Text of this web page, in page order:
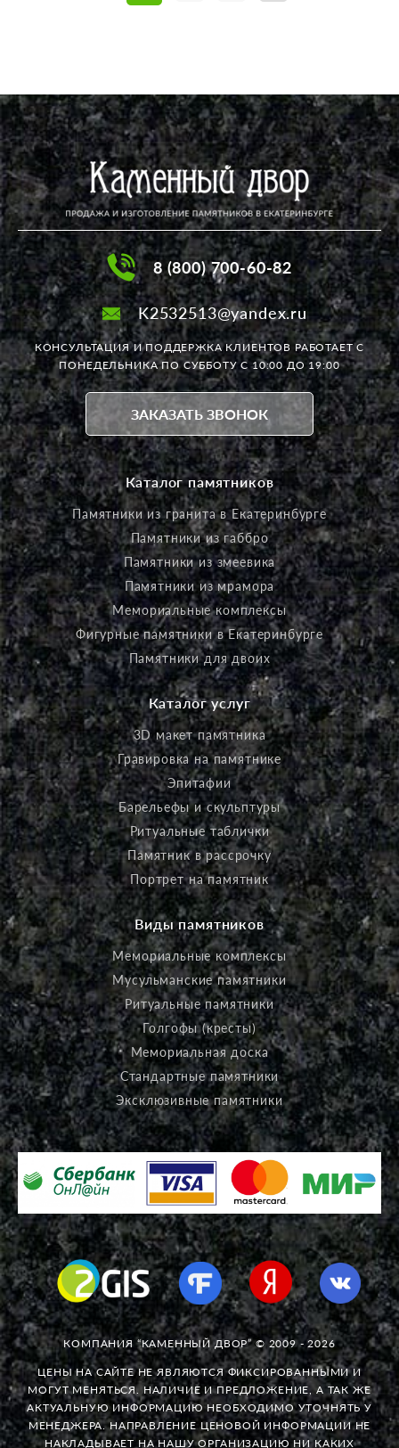
8 (800) 700-60-82
K2532513@yandex.ru
КОНСУЛЬТАЦИЯ И ПОДДЕРЖКА КЛИЕНТОВ РАБОТАЕТС
ПОНЕДЕЛЬНИКА ПО СУББОТУ С 10:00 ДО 19:00
ЗАКАЗАТЬ ЗВОНОК
Каталог памятников
Памятники из гранита в Екатеринбурге
Памятники из габбро
Памятники из змеевика
Памятники из мрамора
Мемориальные комплексы
Фигурные памятники в Екатеринбурге
Памятники для двоих
Каталог услуг
3D макет памятника
Гравировка на памятнике
Эпитафии
Барельефы и скульптуры
Ритуальные таблички
Памятник в рассрочку
Портрет на памятник
Виды памятников
Мемориальные комплексы
Мусульманские памятники
Ритуальные памятники
Голгофы (кресты)
Мемориальная доска
Стандартные памятники
Эксклюзивные памятники
КОМПАНИЯ “КАМЕННЫЙ ДВОР” © 2009 - 2026
ЦЕНЫ НА САЙТЕ НЕ ЯВЛЯЮТСЯ ФИКСИРОВАННЫМИ И
МОГУТ МЕНЯТЬСЯ. НАЛИЧИЕ И ПРЕДЛОЖЕНИЕ, А ТАК ЖЕ
АКТУАЛЬНУЮ ИНФОРМАЦИЮ НЕОБХОДИМО УТОЧНЯТЬ У
МЕНЕДЖЕРА. НАПРАВЛЕНИЕ ЦЕНОВОЙ ИНФОРМАЦИИ НЕ
НАКЛАДЫВАЕТ НА НАШУ ОРГАНИЗАЦИЮ НИ КАКИХ